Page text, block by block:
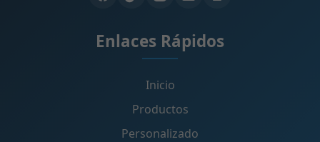
Enlaces Rápidos
Inicio
Productos
Personalizado